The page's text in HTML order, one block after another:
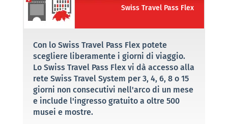
Swiss Travel Pass Flex
Con lo Swiss Travel Pass Flex potete
scegliere liberamente i giorni di viaggio.
Lo Swiss Travel Pass Flex vi dà accesso alla
rete Swiss Travel System per 3, 4, 6, 8 o 15
giorni non consecutivi nell'arco di un mese
e include l'ingresso gratuito a oltre 500
musei e mostre.